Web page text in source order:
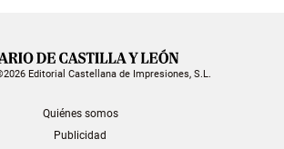
Editorial Castellana de Impresiones, S.L.
Quiénes somos
Publicidad